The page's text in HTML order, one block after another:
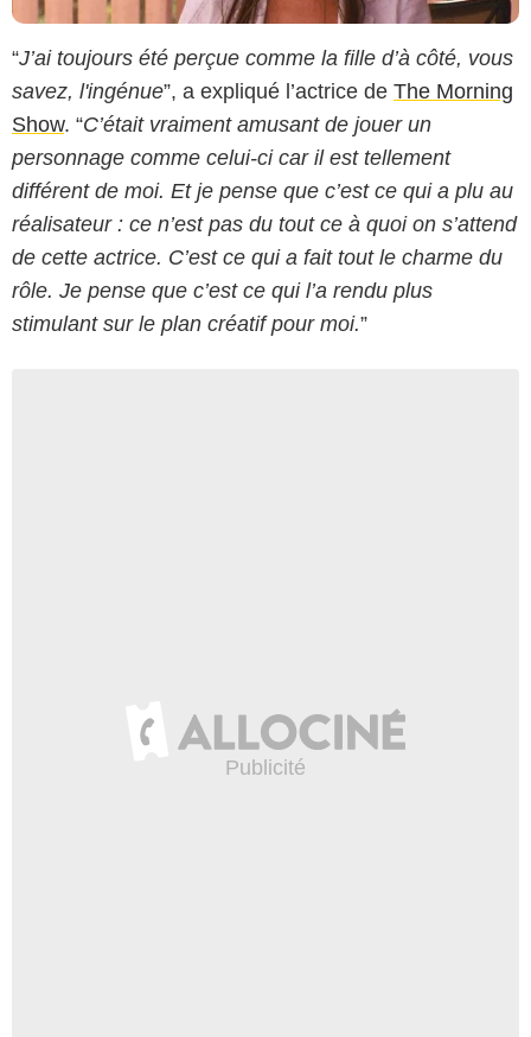
“J’ai toujours été perçue comme la fille d’à côté, vous
savez, l'ingénue”, a expliqué l’actrice de The Morning
Show. “C’était vraiment amusant de jouer un
personnage comme celui-ci car il est tellement
différent de moi. Et je pense que c’est ce qui a plu au
réalisateur : ce n’est pas du tout ce à quoi on s’attend
de cette actrice. C’est ce qui a fait tout le charme du
rôle. Je pense que c’est ce qui l’a rendu plus
stimulant sur le plan créatif pour moi.”